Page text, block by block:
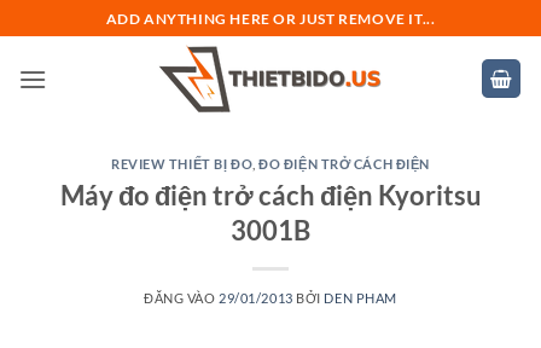
qua
nội
ADD ANYTHING HERE OR JUST REMOVE IT...
REVIEW THIẾT BỊ ĐO ,ĐO ĐIỆN TRỞ CÁCH ĐIỆN
Máy đo điện trở cách điện Kyoritsu
3001B
ĐĂNG VÀO 29/01/2013 BỞI DEN PHAM